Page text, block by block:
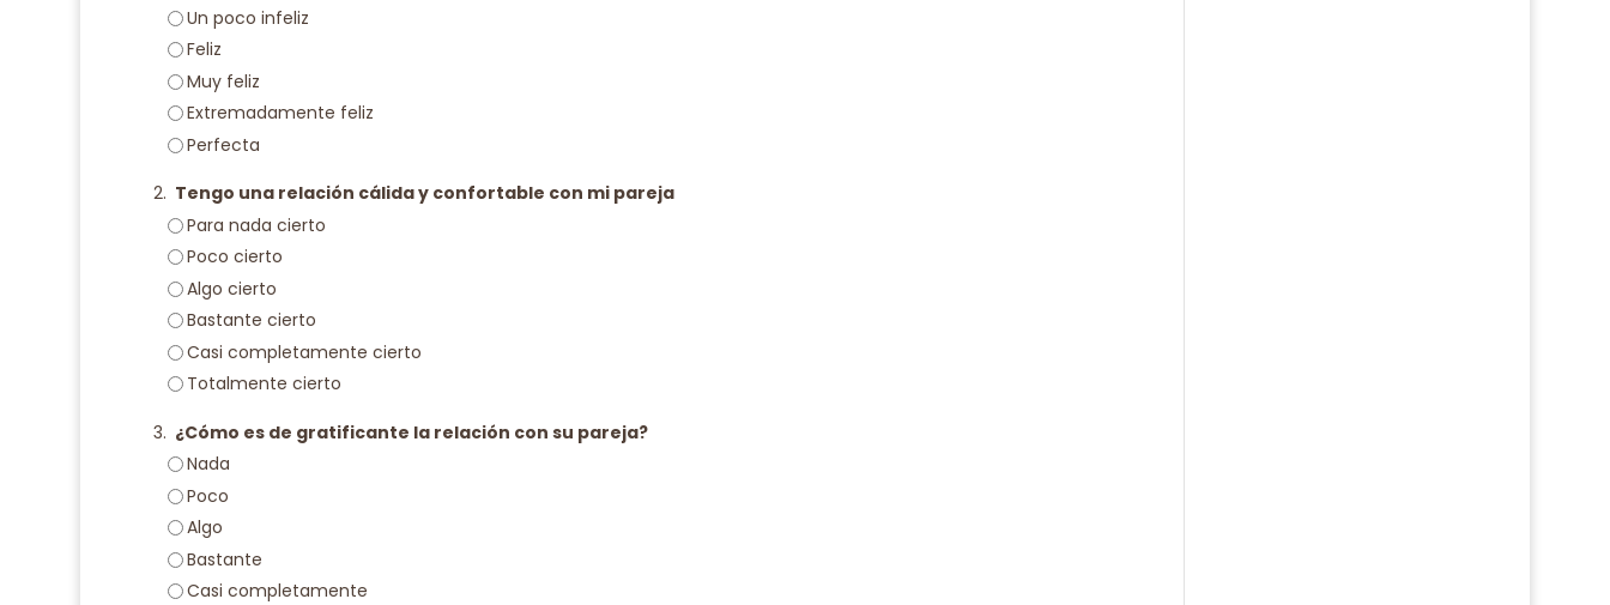
Un poco infeliz
Feliz
Muy feliz
Extremadamente feliz
Perfecta
2. Tengo una relación cálida y confortable con mi pareja
Para nada cierto
Poco cierto
Algo cierto
Bastante cierto
Casi completamente cierto
Totalmente cierto
3. ¿Cómo es de gratificante la relación con su pareja?
Nada
Poco
Algo
Bastante
Casi completamente